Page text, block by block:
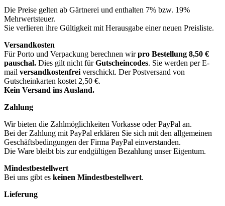
Die Preise gelten ab Gärtnerei und enthalten 7% bzw. 19%
Mehrwertsteuer.
Sie verlieren ihre Gültigkeit mit Herausgabe einer neuen Preisliste.
Versandkosten
Für Porto und Verpackung berechnen wirpro Bestellung 8,50 €
pauschal. Dies gilt nicht fürGutscheincodes. Sie werden per E-
mail versandkostenfrei verschickt. Der Postversand von
Gutscheinkarten kostet 2,50 €.
Kein Versand ins Ausland.
Zahlung
Wir bieten die Zahlmöglichkeiten Vorkasse oder PayPal an.
Bei der Zahlung mit PayPal erklären Sie sich mit den allgemeinen
Geschäftsbedingungen der Firma PayPal einverstanden.
Die Ware bleibt bis zur endgültigen Bezahlung unser Eigentum.
Mindestbestellwert
Bei uns gibt es keinen Mindestbestellwert.
Lieferung